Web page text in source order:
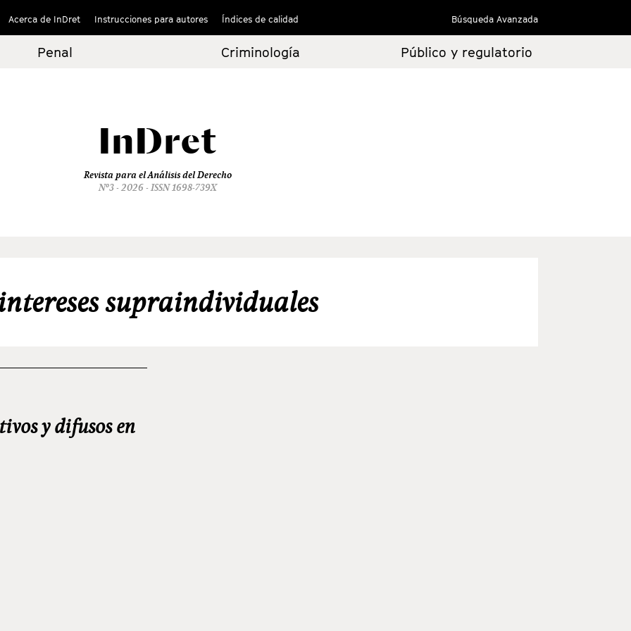
Acerca de InDret Instrucciones para autores Índices de calidad Búsqueda Avanzada
Penal Criminología Público y regulatorio
InDret
Revista para el Análisis del Derecho
Nº3 - 2026 - ISSN 1698-739X
supraindividuales
y difusos en